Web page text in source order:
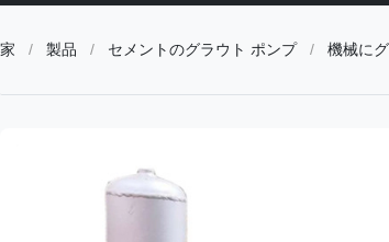
家 / 製品 / セメントのグラウト ポンプ / 機械に